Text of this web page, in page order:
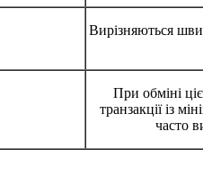
Вирізняються
При обміні
транзакції із
часто